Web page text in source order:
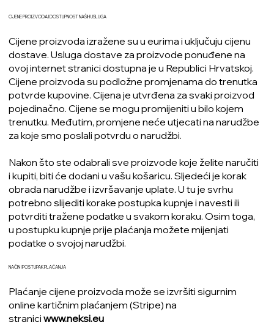
CIJENE PROIZVODA I DOSTUPNOST NAŠIH USLUGA
Cijene proizvoda izražene su u eurima i uključuju cijenu
dostave. Usluga dostave za proizvode ponuđene na
ovoj internet stranici dostupna je u Republici Hrvatskoj.
Cijene proizvoda su podložne promjenama do trenutka
potvrde kupovine. Cijena je utvrđena za svaki proizvod
pojedinačno. Cijene se mogu promijeniti u bilo kojem
trenutku. Međutim, promjene neće utjecati na narudžbe
za koje smo poslali potvrdu o narudžbi.
Nakon što ste odabrali sve proizvode koje želite naručiti
i kupiti, biti će dodani u vašu košaricu. Sljedeći je korak
obrada narudžbe i izvršavanje uplate. U tu je svrhu
potrebno slijediti korake postupka kupnje i navesti ili
potvrditi tražene podatke u svakom koraku. Osim toga,
u postupku kupnje prije plaćanja možete mijenjati
podatke o svojoj narudžbi.
NAČIN I POSTUPAK PLAĆANJA
Plaćanje cijene proizvoda može se izvršiti sigurnim
online kartičnim plaćanjem (Stripe) na
straniciwww.neksi.eu